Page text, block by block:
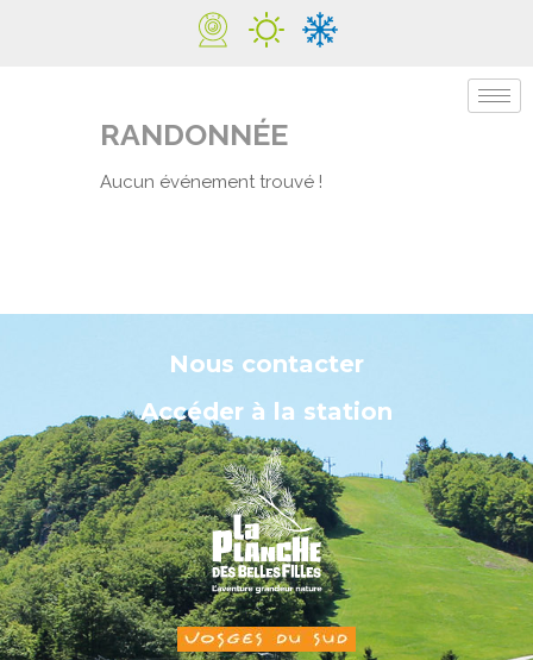
RANDONNÉE
Aucun événement trouvé !
Nous contacter
Accéder à la station